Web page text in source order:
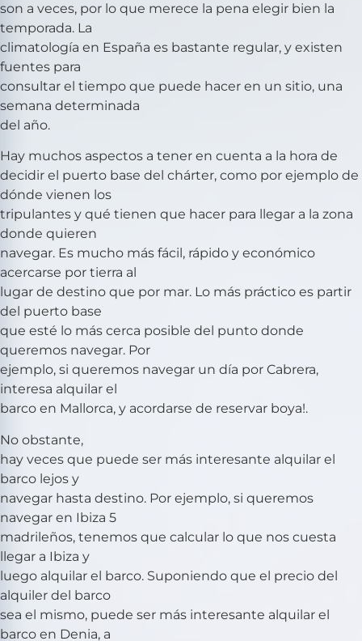
son a veces, por lo que merece la pena elegir bien la
temporada. La
climatología en España es bastante regular, y existen
fuentes para
consultar el tiempo que puede hacer en un sitio, una
semana determinada
del año.
Hay muchos aspectos a tener en cuenta a la hora de
decidir el puerto base del chárter, como por ejemplo de
dónde vienen los
tripulantes y qué tienen que hacer para llegar a la zona
donde quieren
navegar. Es mucho más fácil, rápido y económico
acercarse por tierra al
lugar de destino que por mar. Lo más práctico es partir
del puerto base
que esté lo más cerca posible del punto donde
queremos navegar. Por
ejemplo, si queremos navegar un día por Cabrera,
interesa alquilar el
barco en Mallorca, y acordarse de reservar boya!.
No obstante,
hay veces que puede ser más interesante alquilar el
barco lejos y
navegar hasta destino. Por ejemplo, si queremos
navegar en Ibiza 5
madrileños, tenemos que calcular lo que nos cuesta
llegar a Ibiza y
luego alquilar el barco. Suponiendo que el precio del
alquiler del barco
sea el mismo, puede ser más interesante alquilar el
barco en Denia, a